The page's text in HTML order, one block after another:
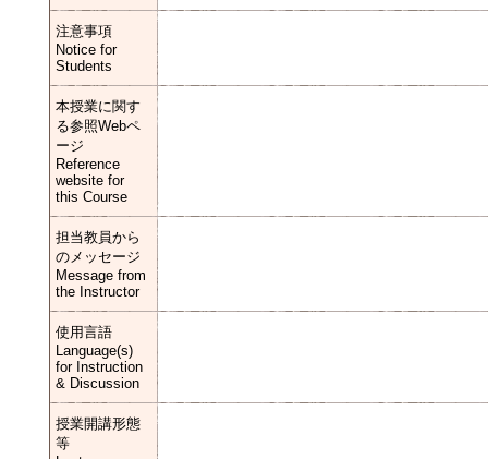
注意事項
Notice for
Students
本授業に関す
る参照Webペ
ージ
Reference
website for
this Course
担当教員から
のメッセージ
Message from
the Instructor
使用言語
Language(s)
for Instruction
& Discussion
授業開講形態
等